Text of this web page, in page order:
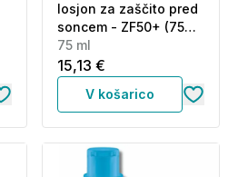
losjon za zaščito pred
soncem - ZF50+ (75
ml)
75 ml
15,13 €
V košarico